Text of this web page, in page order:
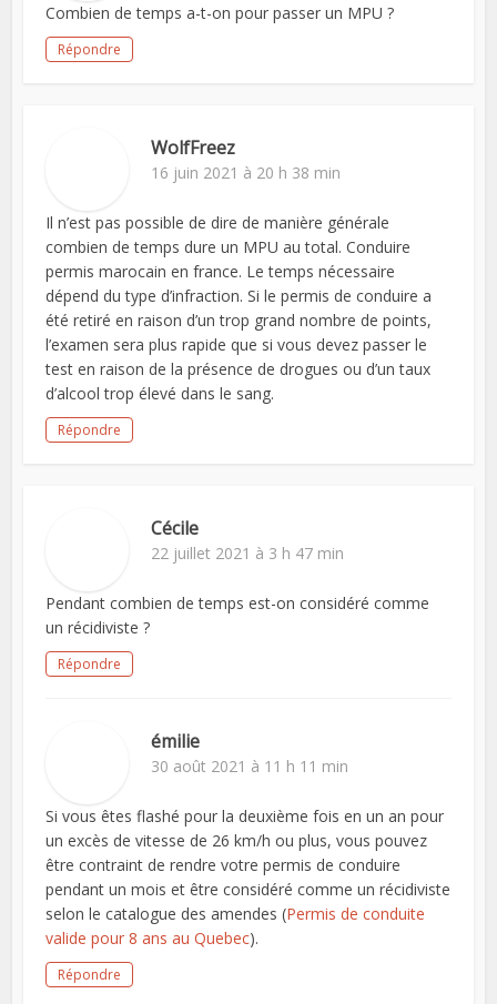
Combien de temps a-t-on pour passer un MPU ?
Répondre
WolfFreez
16 juin 2021 à 20 h 38 min
Il n’est pas possible de dire de manière générale
combien de temps dure un MPU au total. Conduire
permis marocain en france. Le temps nécessaire
dépend du type d’infraction. Si le permis de conduire a
été retiré en raison d’un trop grand nombre de points,
l’examen sera plus rapide que si vous devez passer le
test en raison de la présence de drogues ou d’un taux
d’alcool trop élevé dans le sang.
Répondre
Cécile
22 juillet 2021 à 3 h 47 min
Pendant combien de temps est-on considéré comme
un récidiviste ?
Répondre
émilie
30 août 2021 à 11 h 11 min
Si vous êtes flashé pour la deuxième fois en un an pour
un excès de vitesse de 26 km/h ou plus, vous pouvez
être contraint de rendre votre permis de conduire
pendant un mois et être considéré comme un récidiviste
selon le catalogue des amendes (Permis de conduite
valide pour 8 ans au Quebec).
Répondre